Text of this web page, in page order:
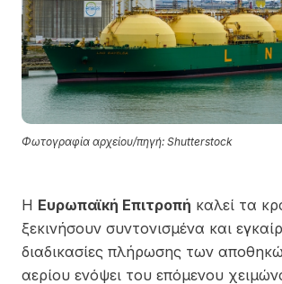
Φωτογραφία αρχείου/πηγή: Shutterstock
Η Ευρωπαϊκή Επιτροπή καλεί τα
ξεκινήσουν συντονισμένα και
διαδικασίες πλήρωσης των
αερίου ενόψει του επόμενου